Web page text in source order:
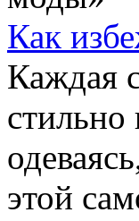
Как
Каждая
этой